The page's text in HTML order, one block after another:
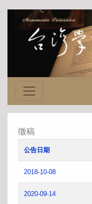
徵稿
公告日期
2018-10-08
2020-09-14